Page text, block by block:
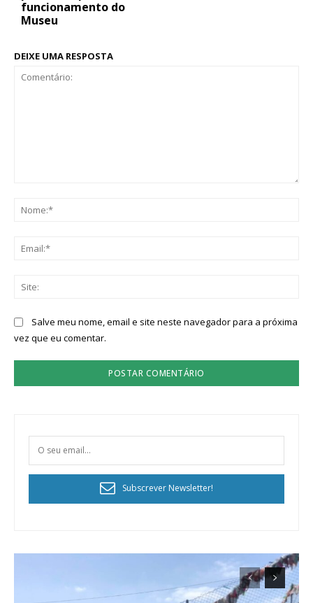
funcionamento do
Museu
DEIXE UMA RESPOSTA
Salve meu nome, email e site neste navegador para a próxima
vez que eu comentar.
Subscrever Newsletter!